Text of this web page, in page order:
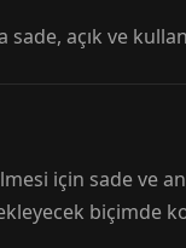
açık ve
için sade ve
biçimde